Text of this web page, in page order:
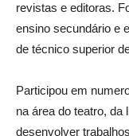
revistas e editoras.
ensino secundário e
de técnico superior
Participou em
na área do teatro, da
desenvolver